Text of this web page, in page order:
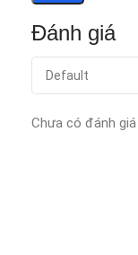
Đánh giá
Chưa có đánh giá